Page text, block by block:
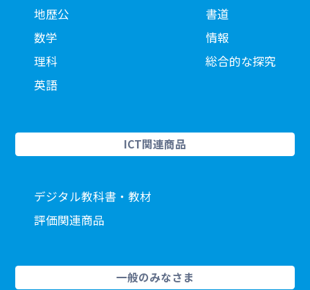
地歴公
数学
理科
英語
書道
情報
総合的な探究
ICT関連商品
デジタル教科書・教材
評価関連商品
一般のみなさま